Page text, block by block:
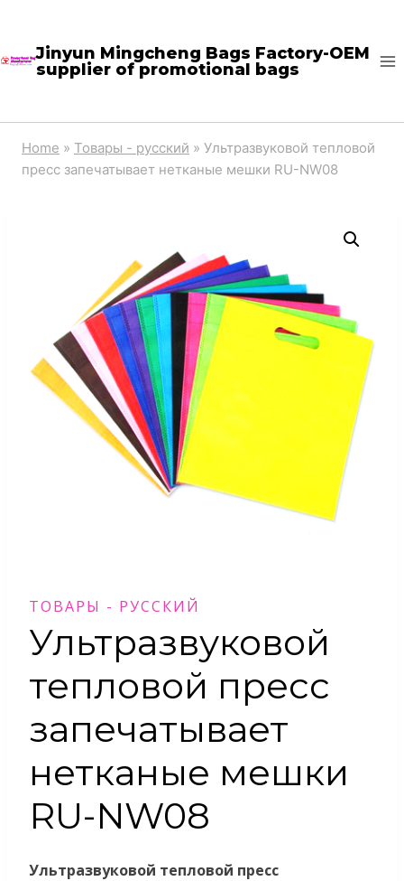
content
Jinyun Mingcheng Bags Factory-OEM
supplier of promotional bags
Home » Товары - русский » Ультразвуковой тепловой
пресс запечатывает нетканые мешки RU-NW08
ТОВАРЫ - РУССКИЙ
Ультразвуковой
тепловой пресс
запечатывает
нетканые мешки
RU-NW08
Ультразвуковой тепловой пресс